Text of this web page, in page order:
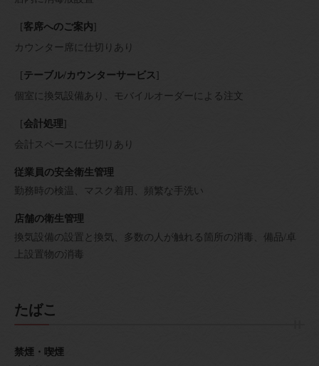
[客席へのご案内]
カウンター席に仕切りあり
[テーブル/カウンターサービス]
個室に換気設備あり
モバイルオーダーによる注文
[会計処理]
会計スペースに仕切りあり
従業員の安全衛生管理
勤務時の検温
マスク着用 頻繁な手洗い
店舗の衛生管理
換気設備の設置と換気
多数の人が触れる箇所の消毒
備品/卓
上設置物の消毒
たばこ
禁煙・喫煙